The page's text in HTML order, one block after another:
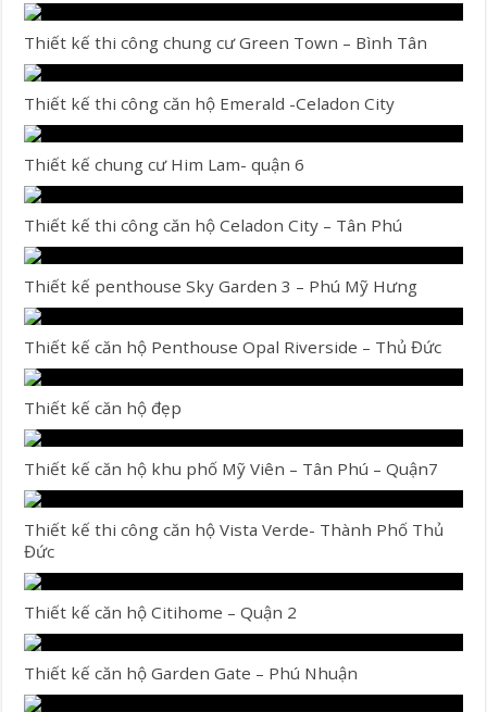
Thiết kế thi công chung cư Green Town – Bình Tân
Thiết kế thi công căn hộ Emerald -Celadon City
Thiết kế chung cư Him Lam- quận 6
Thiết kế thi công căn hộ Celadon City – Tân Phú
Thiết kế penthouse Sky Garden 3 – Phú Mỹ Hưng
Thiết kế căn hộ Penthouse Opal Riverside – Thủ Đức
Thiết kế căn hộ đẹp
Thiết kế căn hộ khu phố Mỹ Viên – Tân Phú – Quận7
Thiết kế thi công căn hộ Vista Verde- Thành Phố Thủ
Đức
Thiết kế căn hộ Citihome – Quận 2
Thiết kế căn hộ Garden Gate – Phú Nhuận